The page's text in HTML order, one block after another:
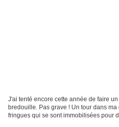
J'ai tenté encore cette année de faire
bredouille. Pas grave ! Un tour dans
fringues qui se sont immobilisées pour